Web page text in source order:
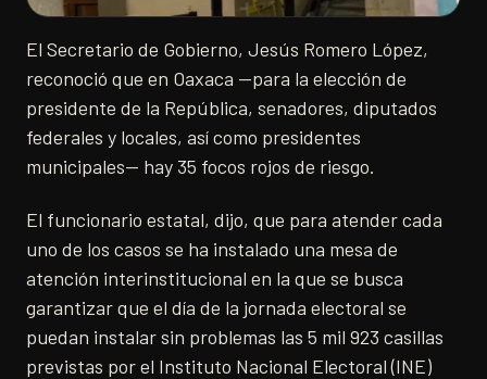
El Secretario de Gobierno, Jesús Romero López,
reconoció que en Oaxaca —para la elección de
presidente de la República, senadores, diputados
federales y locales, así como presidentes
municipales— hay 35 focos rojos de riesgo.
El funcionario estatal, dijo, que para atender cada
uno de los casos se ha instalado una mesa de
atención interinstitucional en la que se busca
garantizar que el día de la jornada electoral se
puedan instalar sin problemas las 5 mil 923 casillas
previstas por el Instituto Nacional Electoral (INE)